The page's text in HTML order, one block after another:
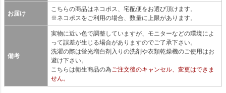
お届け
こちらの商品はネコポス、宅配便をお選び頂けます。
※ネコポスをご利用の場合、数量に上限があります。
備考
実物に近い色で調整していますが、モニターなどの環境によ
って誤差が生じる場合がありますのでご了承下さい。
洗濯の際は蛍光増白剤入りの洗剤や衣類乾燥機のご使用はお
避け下さい。
こちらは衛生商品の為ご注文後のキャンセル、変更はできま
せん。